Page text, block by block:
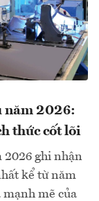
năm 2026:
thức cốt lõi
2026 ghi nhận
kể từ năm
mạnh mẽ của